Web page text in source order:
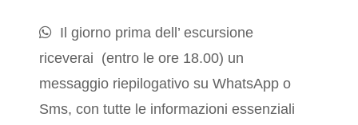
Il giorno prima dell’ escursione
riceverai (entro le ore 18.00) un
messaggio riepilogativo su WhatsApp o
Sms, con tutte le informazioni essenziali